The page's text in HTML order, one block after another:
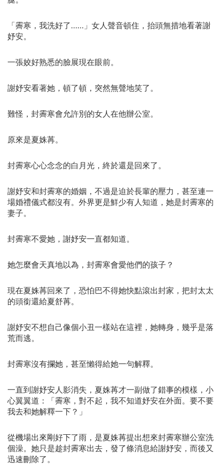
「霽寒，我洗好了……」女人聲音頓住，抬頭無措地看著謝
妤安。
一張姣好熟悉的臉展現在眼前。
謝妤安看著她，頓了頓，突然無聲地笑了。
難怪，封霽寒會允許別的女人在他辦公室。
原來是夏姝苒。
封霽寒心心念念的白月光，終於還是回來了。
謝妤安和封霽寒的婚姻，不過是迫於長輩的壓力，甚至連一
場婚禮儀式都沒有。外界更是鮮少有人知道，她是封霽寒的
妻子。
封霽寒不愛她，謝妤安一直都知道。
她怎麼會天真地以為，封霽寒會愛他們的孩子？
現在夏姝苒回來了，恐怕巴不得她快點滾出封家，把封太太
的頭銜還給夏舒苒。
謝妤安不想自己像個小丑一樣站在這裡，她轉身，幾乎是落
荒而逃。
封霽寒沒有攔她，甚至懶得給她一句解釋。
一直到謝妤安人影消失，夏姝苒才一副做了錯事的模樣，小
心翼翼道：「霽寒，對不起，我不知道妤安在外面。要不要
我去和她解釋一下？」
從機場出來剛好下了雨，是夏姝苒提出想來封霽寒辦公室洗
個澡。她只是趁封霽寒出去，發了條消息給謝妤安，而後又
迅速刪除了。